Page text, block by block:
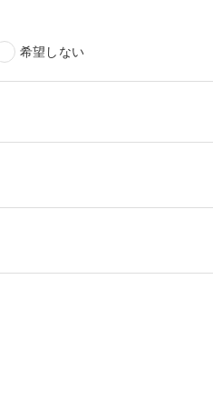
希望しない